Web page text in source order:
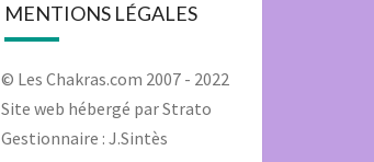
MENTIONS LÉGALES
© Les Chakras.com 2007 - 2022
Site web hébergé parStrato
Gestionnaire : J.Sintès